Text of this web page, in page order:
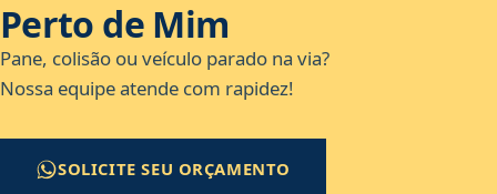
Perto de Mim
Pane, colisão ou veículo parado na via?
Nossa equipe atende com rapidez!
SOLICITE SEU ORÇAMENTO